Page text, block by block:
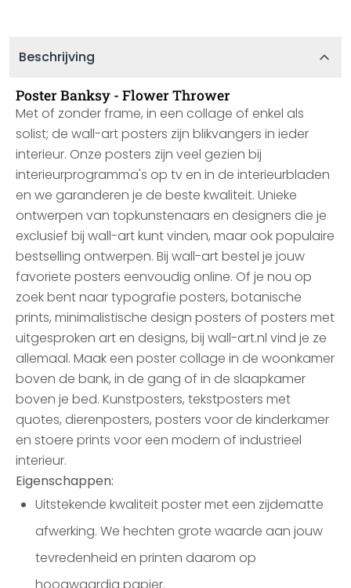
Beschrijving
Poster Banksy - Flower Thrower
Met of zonder frame, in een collage of enkel als
solist; de wall-art posters zijn blikvangers in ieder
interieur. Onze posters zijn veel gezien bij
interieurprogramma's op tv en in de interieurbladen
en we garanderen je de beste kwaliteit. Unieke
ontwerpen van topkunstenaars en designers die je
exclusief bij wall-art kunt vinden, maar ook populaire
bestselling ontwerpen. Bij wall-art bestel je jouw
favoriete posters eenvoudig online. Of je nou op
zoek bent naar typografie posters, botanische
prints, minimalistische design posters of posters met
uitgesproken art en designs, bij wall-art.nl vind je ze
allemaal. Maak een poster collage in de woonkamer
boven de bank, in de gang of in de slaapkamer
boven je bed. Kunstposters, tekstposters met
quotes, dierenposters, posters voor de kinderkamer
en stoere prints voor een modern of industrieel
interieur.
Eigenschappen:
Uitstekende kwaliteit poster met een zijdematte
afwerking. We hechten grote waarde aan jouw
tevredenheid en printen daarom op